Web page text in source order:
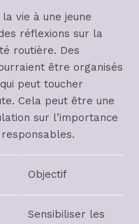
vie à une jeune
réflexions sur la
routière. Des
être organisés
peut toucher
Cela peut être une
sur l’importance
Objectif
Sensibiliser les